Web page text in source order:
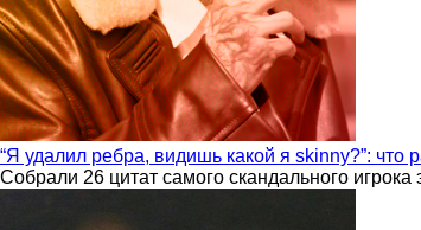
“Я удалил ребра, видишь какой я skinny?”: что
Собрали 26 цитат самого скандального